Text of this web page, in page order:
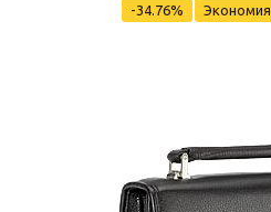
-34.76%
Экономия